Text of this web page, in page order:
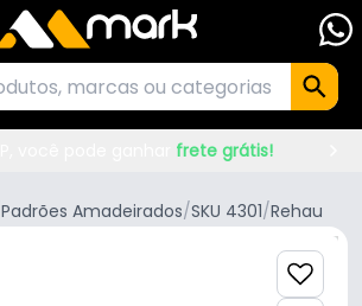
frete grátis!
Padrões Amadeirados/SKU 4301/Rehau